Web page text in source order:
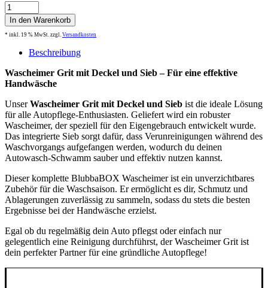
Wascheimer
Grit
mit
Deckel
Menge
In den Warenkorb
* inkl. 19 % MwSt. zzgl. Versandkosten
Beschreibung
Wascheimer Grit mit Deckel und Sieb – Für eine effektive
Handwäsche
UnserWascheimer Grit mit Deckel und Sieb ist die ideale Lösung
für alle Autopflege-Enthusiasten. Geliefert wird ein robuster
Wascheimer, der speziell für den Eigengebrauch entwickelt wurde.
Das integrierte Sieb sorgt dafür, dass Verunreinigungen während des
Waschvorgangs aufgefangen werden, wodurch du deinen
Autowasch-Schwamm sauber und effektiv nutzen kannst.
Dieser komplette BlubbaBOX Wascheimer ist ein unverzichtbares
Zubehör für die Waschsaison. Er ermöglicht es dir, Schmutz und
Ablagerungen zuverlässig zu sammeln, sodass du stets die besten
Ergebnisse bei der Handwäsche erzielst.
Egal ob du regelmäßig dein Auto pflegst oder einfach nur
gelegentlich eine Reinigung durchführst, der Wascheimer Grit ist
dein perfekter Partner für eine gründliche Autopflege!